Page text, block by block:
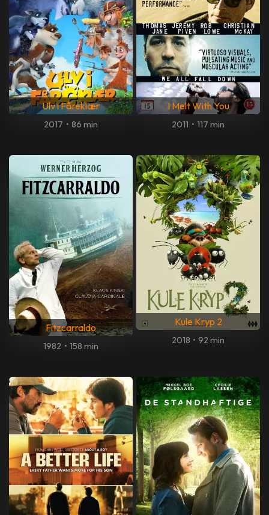
Ulv i Fåreklær
2017 • 86 min
I Melt With You
2011 • 117 min
Fitzcarraldo
1982 • 158 min
Kule Kryp 2
2018 • 92 min